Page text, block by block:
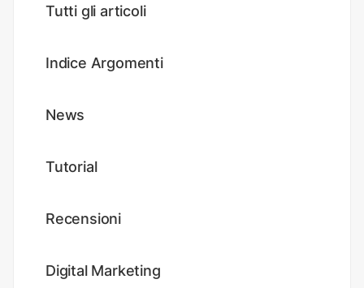
Tutti gli articoli
Indice Argomenti
News
Tutorial
Recensioni
Digital Marketing